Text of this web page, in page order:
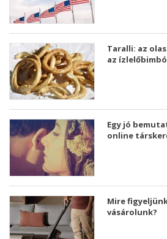
Taralli: az
az
Egy jó
online
Mire
vásárolunk?